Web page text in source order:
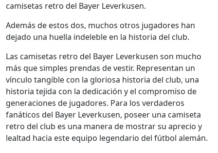
camisetas retro del Bayer Leverkusen.
Además de estos dos, muchos otros jugadores han
dejado una huella indeleble en la historia del club.
Las camisetas retro del Bayer Leverkusen son mucho
más que simples prendas de vestir. Representan un
vínculo tangible con la gloriosa historia del club, una
historia tejida con la dedicación y el compromiso de
generaciones de jugadores. Para los verdaderos
fanáticos del Bayer Leverkusen, poseer una camiseta
retro del club es una manera de mostrar su aprecio y
lealtad hacia este equipo legendario del fútbol alemán.